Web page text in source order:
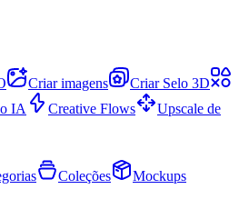
Criar imagens
Criar Selo 3D
IA Creative Flows
Upscale de
Coleções Mockups